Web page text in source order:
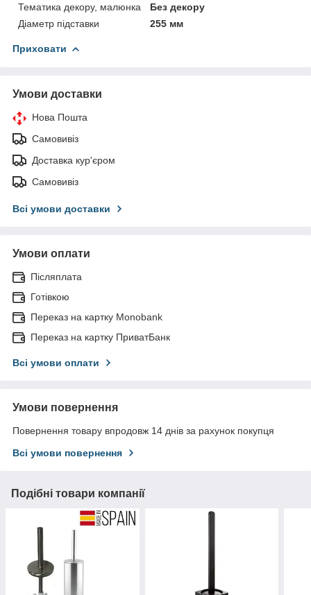
Тематика декору, малюнка
Без декору
Діаметр підставки
255 мм
Приховати
Умови доставки
Нова Пошта
Самовивіз
Доставка кур'єром
Самовивіз
Всі умови доставки
Умови оплати
Післяплата
Готівкою
Переказ на картку Monobank
Переказ на картку ПриватБанк
Всі умови оплати
Умови повернення
Повернення товару впродовж 14 днів за рахунок покупця
Всі умови повернення
Подібні товари компанії